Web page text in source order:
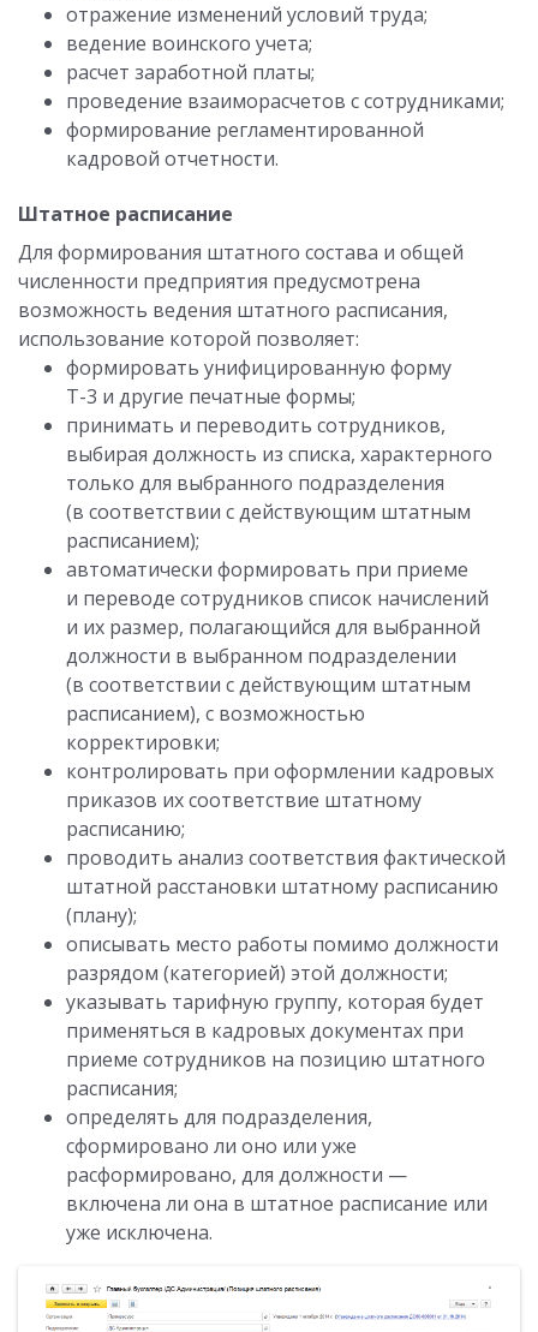
отражение изменений условий труда;
ведение воинского учета;
расчет заработной платы;
проведение взаиморасчетов с сотрудниками;
формирование регламентированной
кадровой отчетности.
Штатное расписание
Для формирования штатного состава и общей
численности предприятия предусмотрена
возможность ведения штатного расписания,
использование которой позволяет:
формировать унифицированную форму
Т-3 и другие печатные формы;
принимать и переводить сотрудников,
выбирая должность из списка, характерного
только для выбранного подразделения
(в соответствии с действующим штатным
расписанием);
автоматически формировать при приеме
и переводе сотрудников список начислений
и их размер, полагающийся для выбранной
должности в выбранном подразделении
(в соответствии с действующим штатным
расписанием), с возможностью
корректировки;
контролировать при оформлении кадровых
приказов их соответствие штатному
расписанию;
проводить анализ соответствия фактической
штатной расстановки штатному расписанию
(плану);
описывать место работы помимо должности
разрядом (категорией) этой должности;
указывать тарифную группу, которая будет
применяться в кадровых документах при
приеме сотрудников на позицию штатного
расписания;
определять для подразделения,
сформировано ли оно или уже
расформировано, для должности —
включена ли она в штатное расписание или
уже исключена.